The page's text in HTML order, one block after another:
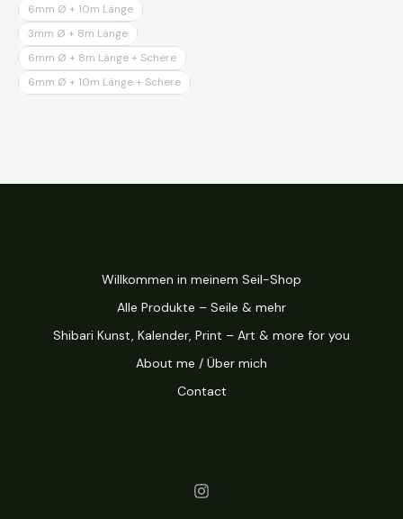
6mm Ø + 10m Länge
3mm Ø + 8m Länge
6mm Ø + 8m Länge + Schere
6mm Ø + 10m Länge + Schere
Willkommen in meinem Seil-Shop
Alle Produkte – Seile & mehr
Shibari Kunst, Kalender, Print – Art & more for you
About me / Über mich
Contact